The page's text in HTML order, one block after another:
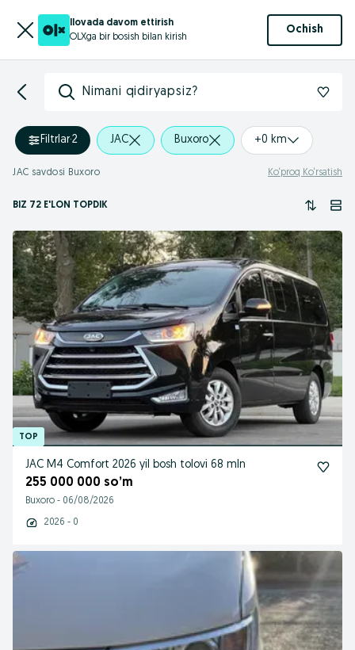
Ilovada davom ettirish
OLXga bir bosish bilan kirish
Ochish
Nimani qidiryapsiz?
Filtrlar·2 JAC Buxoro +0 km
JAC savdosi Buxoro Ko‘proq Ko‘rsatish
BIZ 72 E'LON TOPDIK
JAC M4 Comfort 2026 yil bosh tolovi 68 mln
255 000 000 so’m
Buxoro - 06/08/2026
2026 - 0